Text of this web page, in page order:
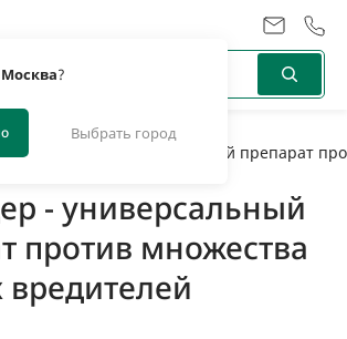
Москва?
Выбрать город
Батрайдер - универсальный препарат
- универсальный
против множества